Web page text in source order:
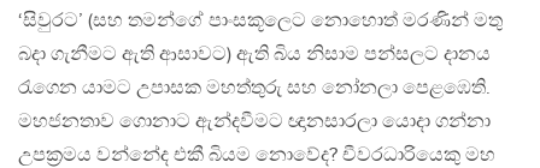
‘සිවුරට’ (සහ තමන්ගේ පාංසකූලෙට නොහොත් මරණින් මතු
බදා ගැනීමට ඇති ආසාවට) ඇති බිය නිසාම පන්සලට දානය
රැගෙන යාමට උපාසක මහත්තුරු සහ නෝනලා පෙළඹෙති.
මහජනතාව ගොනාට ඇන්දවීමට ඥානසාරලා යොදා ගන්නා
උපක්‍රමය වන්නේද එකී බියම නොවේද? චීවරධාරියෙකු මහ